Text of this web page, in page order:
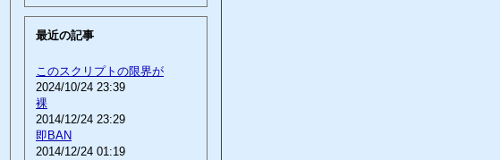
最近の記事
このスクリプトの限界が
2024/10/24 23:39
裸
2014/12/24 23:29
即BAN
2014/12/24 01:19